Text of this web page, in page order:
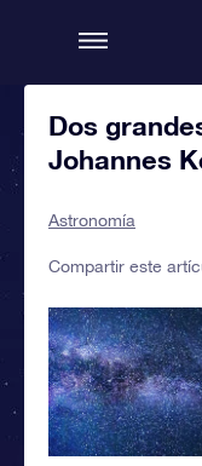
Dos
Johannes
Astronomía
Compartir este